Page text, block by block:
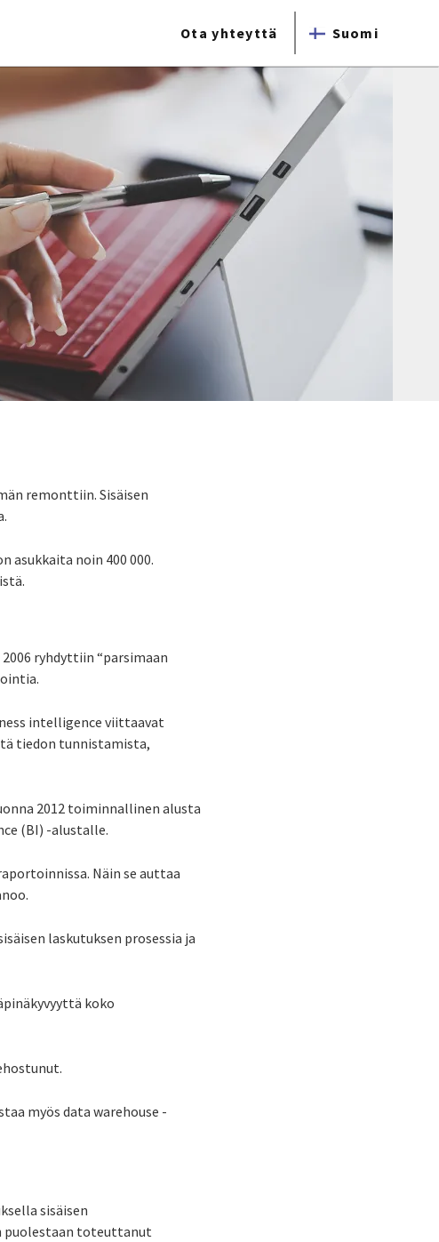
Ota yhteyttä Suomi
remonttiin. Sisäisen
asukkaita noin 400 000.
ryhdyttiin “parsimaan
intelligence viittaavat
tiedon tunnistamista,
2012 toiminnallinen alusta
(BI) -alustalle.
Näin se auttaa
laskutuksen prosessia ja
koko
myös data warehouse -
sisäisen
puolestaan toteuttanut